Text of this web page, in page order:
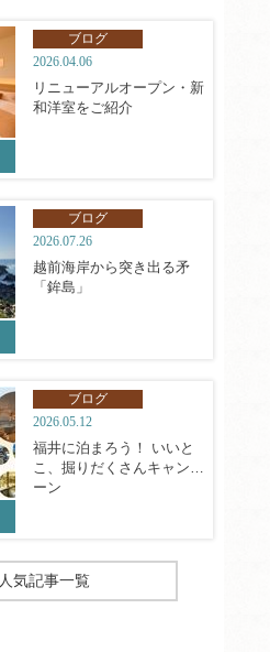
ブログ
2026.04.06
リニューアルオープン・新
和洋室をご紹介
ブログ
2026.07.26
越前海岸から突き出る矛
「鉾島」
ブログ
2026.05.12
福井に泊まろう！ いいと
こ、掘りだくさんキャンペ
ーン
人気記事一覧